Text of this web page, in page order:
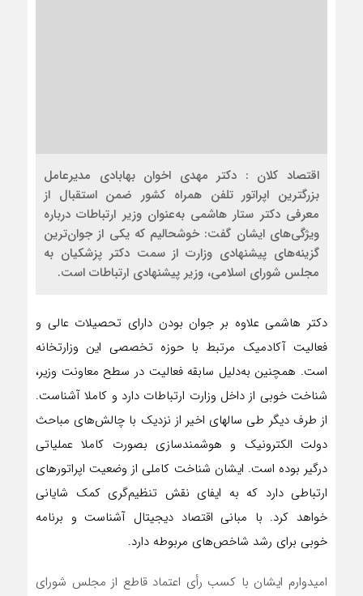
اقتصاد کلان : دکتر مهدی اخوان بهابادی مدیرعامل
بزرگترین اپراتور تلفن همراه کشور ضمن استقبال از
معرفی دکتر ستار هاشمی به‌عنوان وزیر ارتباطات درباره
ویژگی‌های ایشان گفت: خوشحالیم که یکی از جوان‌ترین
گزینه‌های پیشنهادی وزارت از سمت دکتر پزشکیان به
مجلس شورای اسلامی، وزیر پیشنهادی ارتباطات است.
دکتر هاشمی علاوه بر جوان بودن دارای تحصیلات عالی و
فعالیت آکادمیک مرتبط با حوزه تخصصی این وزارتخانه
است. همچنین به‌دلیل سابقه فعالیت در سطح معاونت وزیر،
شناخت خوبی از داخل وزارت ارتباطات دارد و کاملا آشناست.
از طرف دیگر طی سالهای اخیر از نزدیک با چالش‌های مباحث
دولت الکترونیک و هوشمندسازی بصورت کاملا عملیاتی
درگیر بوده است. ایشان شناخت کاملی از وضعیت اپراتورهای
ارتباطی دارد که به ایفای نقش تنظیم‌گری کمک شایانی
خواهد کرد. با مبانی اقتصاد دیجیتال آشناست و برنامه
خوبی برای رشد شاخص‌های مربوطه دارد.
امیدوارم ایشان با کسب رأی اعتماد قاطع از مجلس شورای